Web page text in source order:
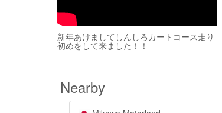
新年あけましてしんしろカートコース走り
初めをして来ました！！
Nearby